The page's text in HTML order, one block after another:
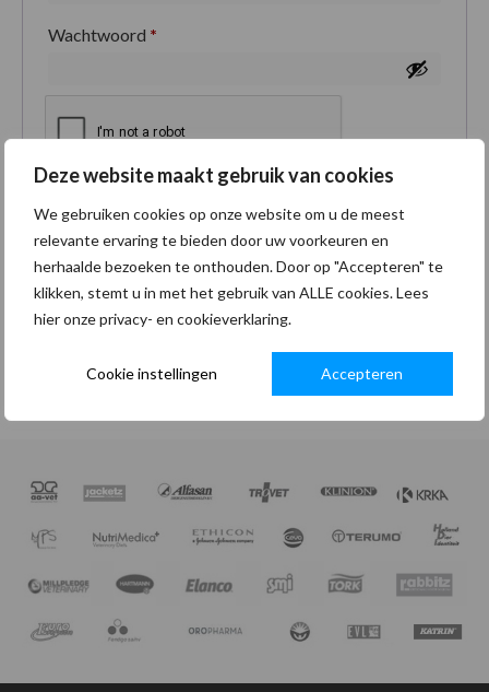
Deze website maakt gebruik van cookies
We gebruiken cookies op onze website om u de meest
relevante ervaring te bieden door uw voorkeuren en
herhaalde bezoeken te onthouden. Door op "Accepteren" te
klikken, stemt u in met het gebruik van ALLE cookies. Lees
hier onze privacy- en cookieverklaring.
Cookie instellingen Accepteren
Wachtwoord *
Je persoonlijke gegevens worden gebruikt om je
ervaring op deze site te ondersteunen, om toegang
tot je account te beheren en voor andere doeleinden
zoals omschreven in onzeprivacybeleid.